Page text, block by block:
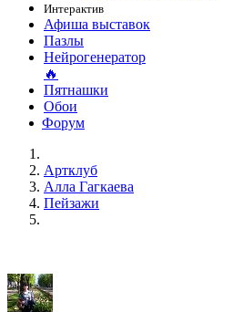
Интерактив
Афиша выставок
Пазлы
Нейрогенератор
🔥
Пятнашки
Обои
Форум
Артклуб
Алла Гагкаева
Пейзажи